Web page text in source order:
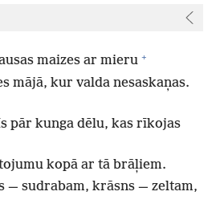
maizes ar mieru +
mājā, kur valda nesaskaņas.
pār kunga dēlu, kas rīkojas
kopā ar tā brāļiem.
— sudrabam, krāsns — zeltam,